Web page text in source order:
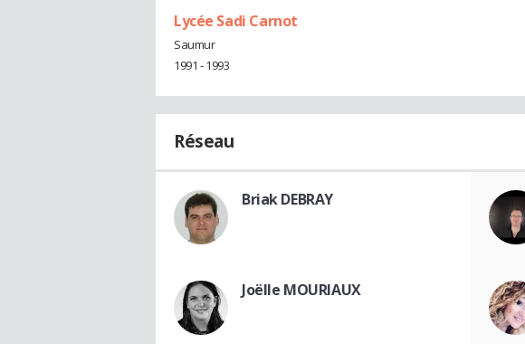
Lycée Sadi Carnot
Saumur
1991 - 1993
Réseau
Briak DEBRAY
Joëlle MOURIAUX